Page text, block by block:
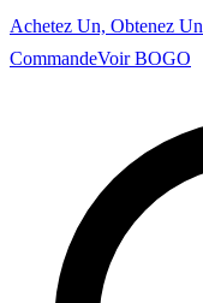
Achetez Un, Obtenez
CommandeVoir BOGO